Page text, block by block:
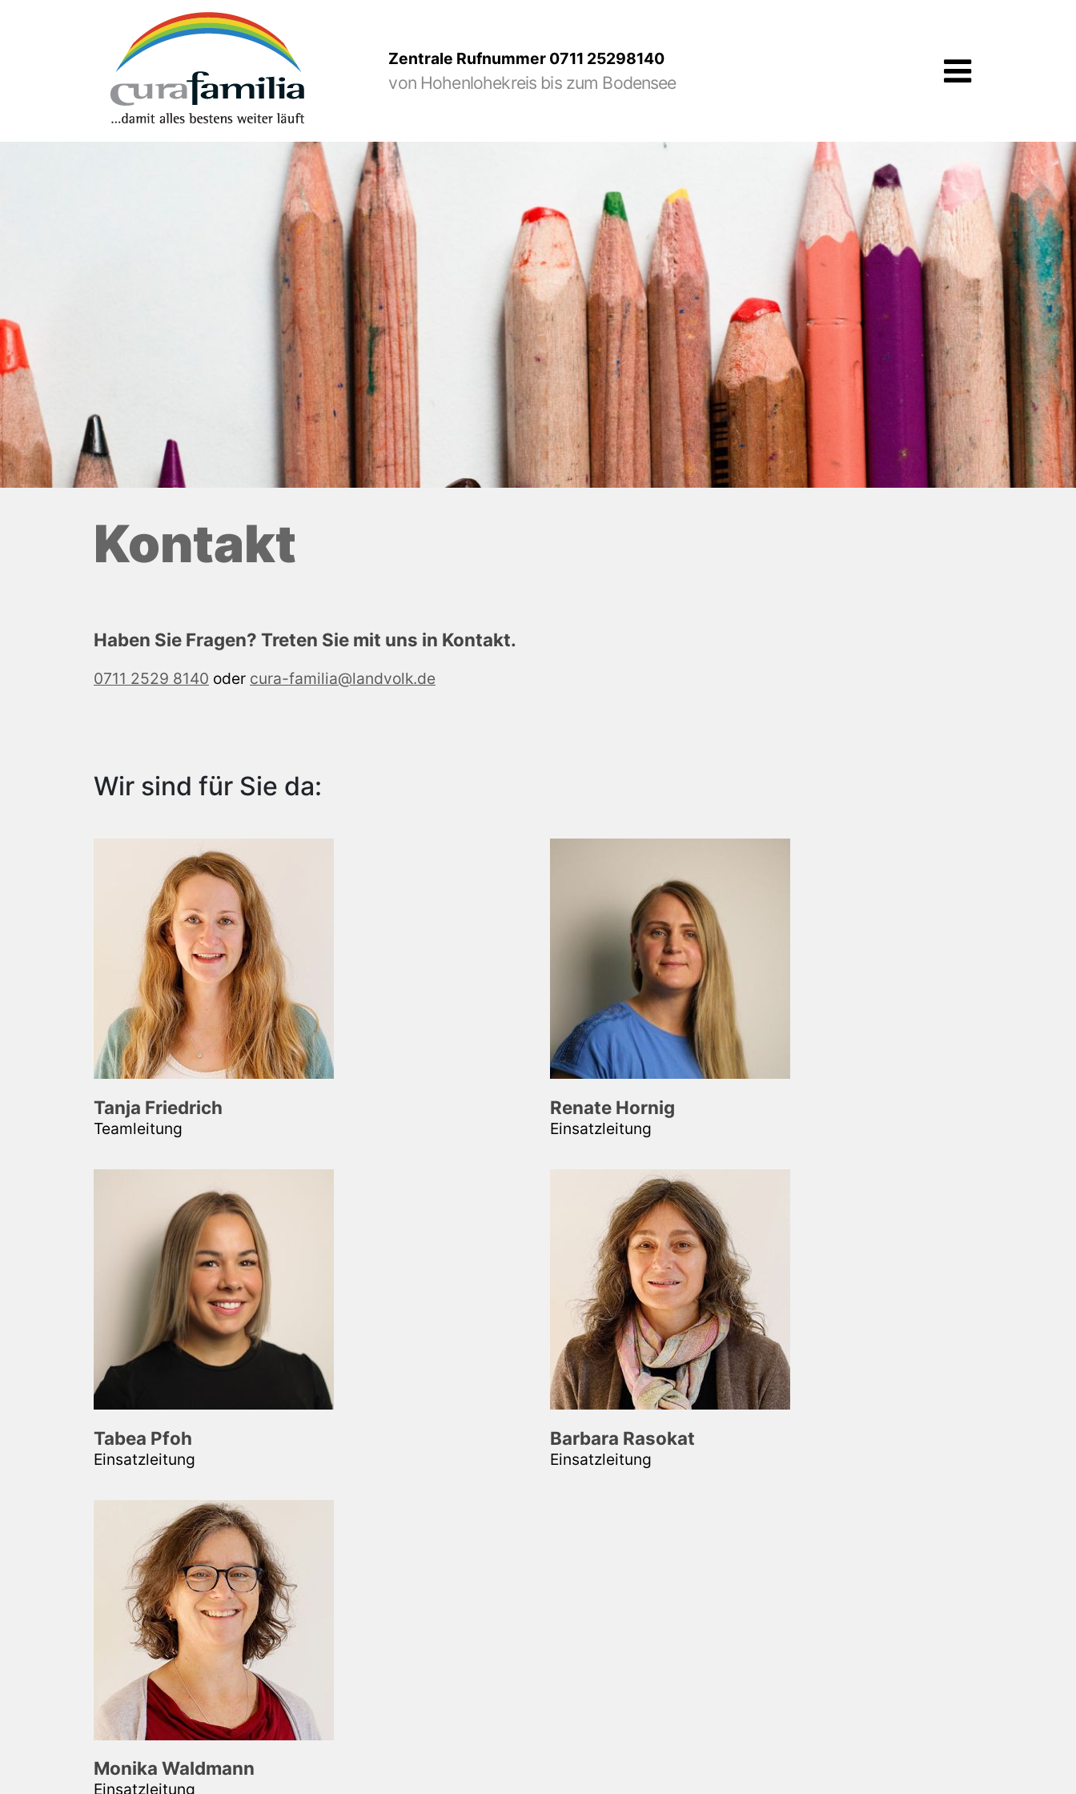
Zentrale Rufnummer 0711 25298140
von Hohenlohekreis bis zum Bodensee
Kontakt
Haben Sie Fragen? Treten Sie mit uns in Kontakt.
0711 2529 8140 oder cura-familia@landvolk.de
Wir sind für Sie da:
Tanja Friedrich
Teamleitung
Renate Hornig
Einsatzleitung
Tabea Pfoh
Einsatzleitung
Barbara Rasokat
Einsatzleitung
Monika Waldmann
Einsatzleitung